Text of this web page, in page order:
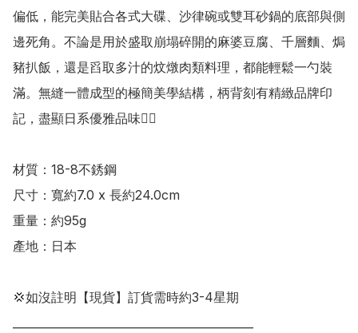
偏低，能完美貼合各式大碟、沙律碗或雙耳砂鍋的底部與側
邊死角。不論是用於盛取崩塌碎開的麻婆豆腐、千層麵、焗
豬扒飯，還是舀取多汁的炆燉肉類料理，都能輕鬆一勺裝
滿。無縫一體成型的極簡美學結構，柄背刻有精緻品牌印
記，盡顯日系優雅品味👍🏻
材質：18-8不銹鋼
尺寸：寬約7.0 x 長約24.0cm
重量：約95g
產地：日本
💢如沒註明【現貨】訂貨需時約3-4星期